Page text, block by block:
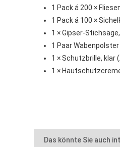
1 Pack á 200 ×
1 Pack á 100 ×
1 × Gipser-
1 Paar
1 × Schutzbrille, klar
1 ×
Das könnte Sie auch